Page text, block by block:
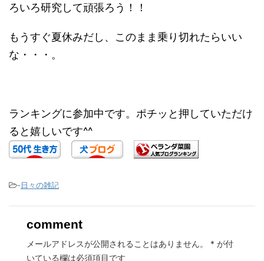
ろいろ研究して頑張ろう！！
もうすぐ夏休みだし、このまま乗り切れたらいい
な・・・。
ランキングに参加中です。ポチッと押していただけ
ると嬉しいです^^
-日々の雑記
comment
メールアドレスが公開されることはありません。 * が付
いている欄は必須項目です